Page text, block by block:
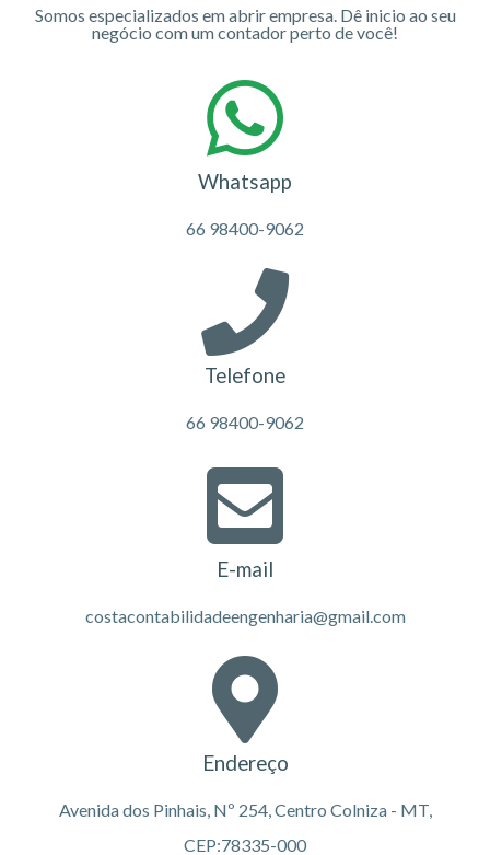
Somos especializados em abrir empresa. Dê inicio ao seu
negócio com um contador perto de você!
Whatsapp
66 98400-9062
Telefone
66 98400-9062
E-mail
costacontabilidadeengenharia@gmail.com
Endereço
Avenida dos Pinhais, Nº 254, Centro Colniza - MT,
CEP:78335-000